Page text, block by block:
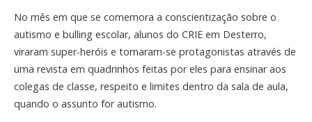
No mês em que se comemora a conscientização sobre o
autismo e bulling escolar, alunos do CRIE em Desterro,
viraram super-heróis e tornaram-se protagonistas através de
uma revista em quadrinhos feitas por eles para ensinar aos
colegas de classe, respeito e limites dentro da sala de aula,
quando o assunto for autismo.